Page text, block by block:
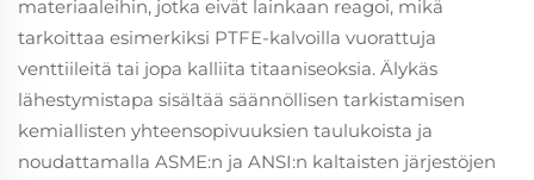
materiaaleihin, jotka eivät lainkaan reagoi, mikä
tarkoittaa esimerkiksi PTFE-kalvoilla vuorattuja
venttiileitä tai jopa kalliita titaaniseoksia. Älykäs
lähestymistapa sisältää säännöllisen tarkistamisen
kemiallisten yhteensopivuuksien taulukoista ja
noudattamalla ASME:n ja ANSI:n kaltaisten järjestöjen